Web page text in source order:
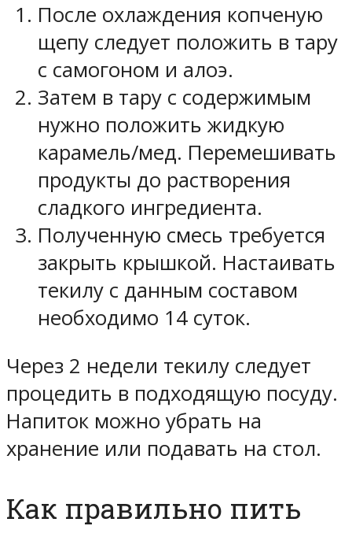
После охлаждения копченую
щепу следует положить в тару
с самогоном и алоэ.
Затем в тару с содержимым
нужно положить жидкую
карамель/мед. Перемешивать
продукты до растворения
сладкого ингредиента.
Полученную смесь требуется
закрыть крышкой. Настаивать
текилу с данным составом
необходимо 14 суток.
Через 2 недели текилу следует
процедить в подходящую посуду.
Напиток можно убрать на
хранение или подавать на стол.
Как правильно пить